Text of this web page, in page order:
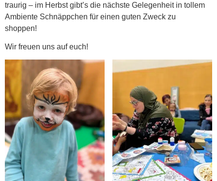
traurig – im Herbst gibt’s die nächste Gelegenheit in tollem
Ambiente Schnäppchen für einen guten Zweck zu
shoppen!
Wir freuen uns auf euch!